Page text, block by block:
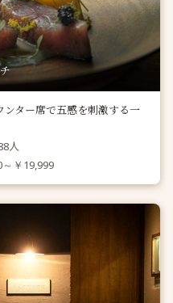
ター席で五感を刺激する一
人
～￥19,999